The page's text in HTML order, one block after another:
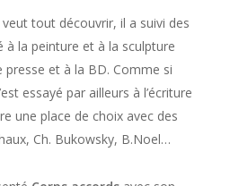
veut tout découvrir, il a suivi des
à la peinture et à la sculpture
presse et à la BD. Comme si
essayé par ailleurs à l’écriture
une place de choix avec des
Ch. Bukowsky, B.Noel…